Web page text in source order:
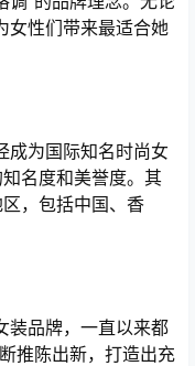
女性们带来最适合她
成为国际知名时尚女
名度和美誉度。其
，包括中国、香
装品牌，一直以来都
推陈出新，打造出充